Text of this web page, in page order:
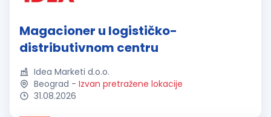
Magacioner u logističko-
distributivnom centru
Idea Marketi d.o.o.
Beograd - Izvan pretražene lokacije
31.08.2026